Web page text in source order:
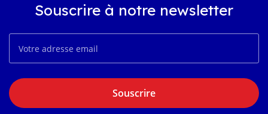
Souscrire à notre newsletter
Souscrire